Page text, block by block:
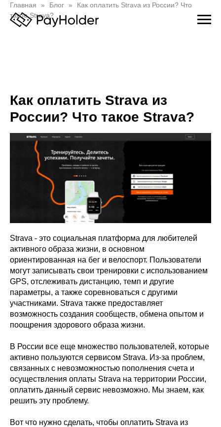
Главная Блог
Как оплатить Strava из России? Что
такое Strava?
Как оплатить Strava из
России? Что такое Strava?
Strava - это социальная платформа для любителей
активного образа жизни, в основном
ориентированная на бег и велоспорт. Пользователи
могут записывать свои тренировки с использованием
GPS, отслеживать дистанцию, темп и другие
параметры, а также соревноваться с другими
участниками. Strava также предоставляет
возможность создания сообществ, обмена опытом и
поощрения здорового образа жизни.
В России все еще множество пользователей, которые
активно пользуются сервисом Strava. Из-за проблем,
связанных с невозможностью пополнения счета и
осуществления оплаты Strava на территории России,
оплатить данный сервис невозможно. Мы знаем, как
решить эту проблему.
Вот что нужно сделать, чтобы оплатить Strava из